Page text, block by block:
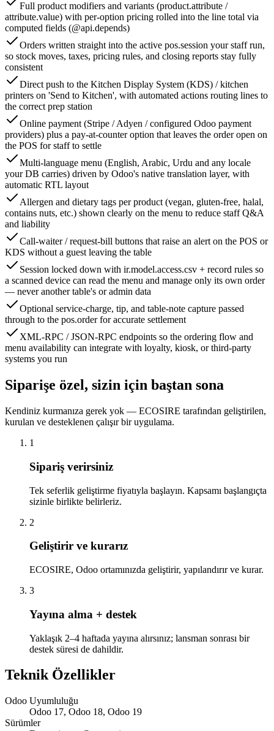
Full product modifiers and variants (product.attribute /
attribute.value) with per-option pricing rolled into the line total via
computed fields (@api.depends)
Orders written straight into the active pos.session your staff run,
so stock moves, taxes, pricing rules, and closing reports stay fully
consistent
Direct push to the Kitchen Display System (KDS) / kitchen
printers on 'Send to Kitchen', with automated actions routing lines to
the correct prep station
Online payment (Stripe / Adyen / configured Odoo payment
providers) plus a pay-at-counter option that leaves the order open on
the POS for staff to settle
Multi-language menu (English, Arabic, Urdu and any locale
your DB carries) driven by Odoo's native translation layer, with
automatic RTL layout
Allergen and dietary tags per product (vegan, gluten-free, halal,
contains nuts, etc.) shown clearly on the menu to reduce staff Q&A
and liability
Call-waiter / request-bill buttons that raise an alert on the POS or
KDS without a guest leaving the table
Session locked down with ir.model.access.csv + record rules so
a scanned device can read the menu and manage only its own order
— never another table's or admin data
Optional service-charge, tip, and table-note capture passed
through to the pos.order for accurate settlement
XML-RPC / JSON-RPC endpoints so the ordering flow and
menu availability can integrate with loyalty, kiosk, or third-party
systems you run
Siparişe özel, sizin için baştan sona
Kendiniz kurmanıza gerek yok — ECOSIRE tarafından geliştirilen,
kurulan ve desteklenen çalışır bir uygulama.
1
Sipariş verirsiniz
Tek seferlik geliştirme fiyatıyla başlayın. Kapsamı başlangıçta
sizinle birlikte belirleriz.
2
Geliştirir ve kurarız
ECOSIRE, Odoo ortamınızda geliştirir, yapılandırır ve kurar.
3
Yayına alma + destek
Yaklaşık 2–4 haftada yayına alırsınız; lansman sonrası bir
destek süresi de dahildir.
Teknik Özellikler
Odoo Uyumluluğu
Odoo 17, Odoo 18, Odoo 19
Sürümler